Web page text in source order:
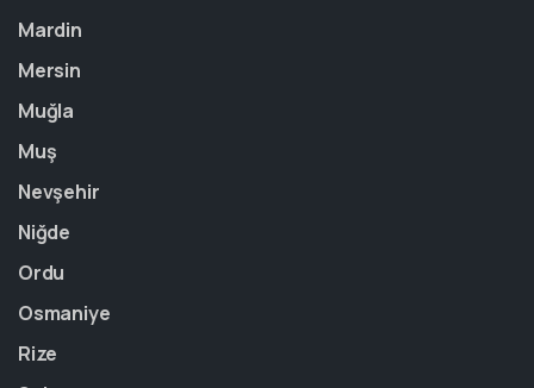
Mardin
Mersin
Muğla
Muş
Nevşehir
Niğde
Ordu
Osmaniye
Rize